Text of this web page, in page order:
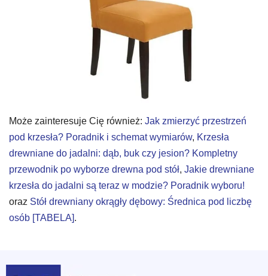
Może zainteresuje Cię również: Jak zmierzyć przestrzeń
pod krzesła? Poradnik i schemat wymiarów, Krzesła
drewniane do jadalni: dąb, buk czy jesion? Kompletny
przewodnik po wyborze drewna pod stół, Jakie drewniane
krzesła do jadalni są teraz w modzie? Poradnik wyboru!
oraz Stół drewniany okrągły dębowy: Średnica pod liczbę
osób [TABELA].